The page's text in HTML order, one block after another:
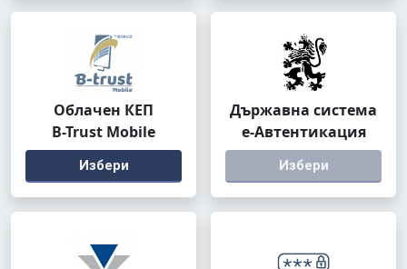
Облачен КЕП
B-Trust Mobile
Избери
Държавна система
е-Автентикация
Избери